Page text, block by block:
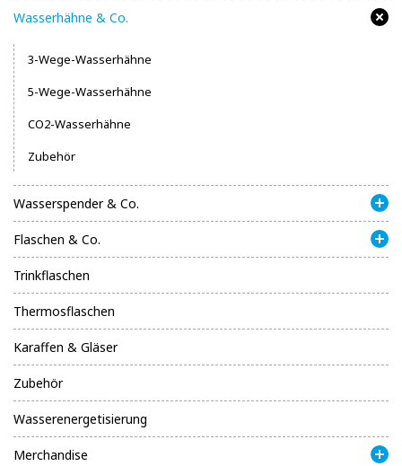
Wasserhähne & Co.
3-Wege-Wasserhähne
5-Wege-Wasserhähne
CO2-Wasserhähne
Zubehör
Wasserspender & Co.
Flaschen & Co.
Trinkflaschen
Thermosflaschen
Karaffen & Gläser
Zubehör
Wasserenergetisierung
Merchandise